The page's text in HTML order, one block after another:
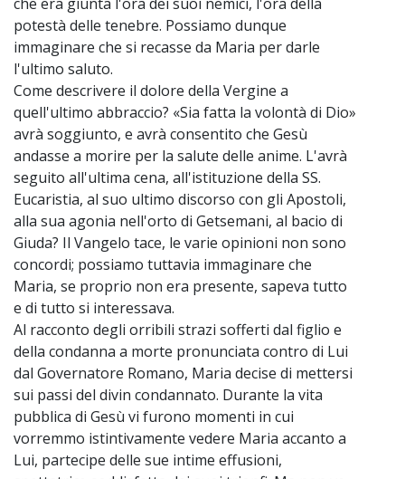
potestà delle tenebre. Possiamo dunque
immaginare che si recasse da Maria per darle
l'ultimo saluto.
Come descrivere il dolore della Vergine a
quell'ultimo abbraccio? «Sia fatta la volontà di Dio»
avrà soggiunto, e avrà consentito che Gesù
andasse a morire per la salute delle anime. L'avrà
seguito all'ultima cena, all'istituzione della SS.
Eucaristia, al suo ultimo discorso con gli Apostoli,
alla sua agonia nell'orto di Getsemani, al bacio di
Giuda? Il Vangelo tace, le varie opinioni non sono
concordi; possiamo tuttavia immaginare che
Maria, se proprio non era presente, sapeva tutto
e di tutto si interessava.
Al racconto degli orribili strazi sofferti dal figlio e
della condanna a morte pronunciata contro di Lui
dal Governatore Romano, Maria decise di mettersi
sui passi del divin condannato. Durante la vita
pubblica di Gesù vi furono momenti in cui
vorremmo istintivamente vedere Maria accanto a
Lui, partecipe delle sue intime effusioni,